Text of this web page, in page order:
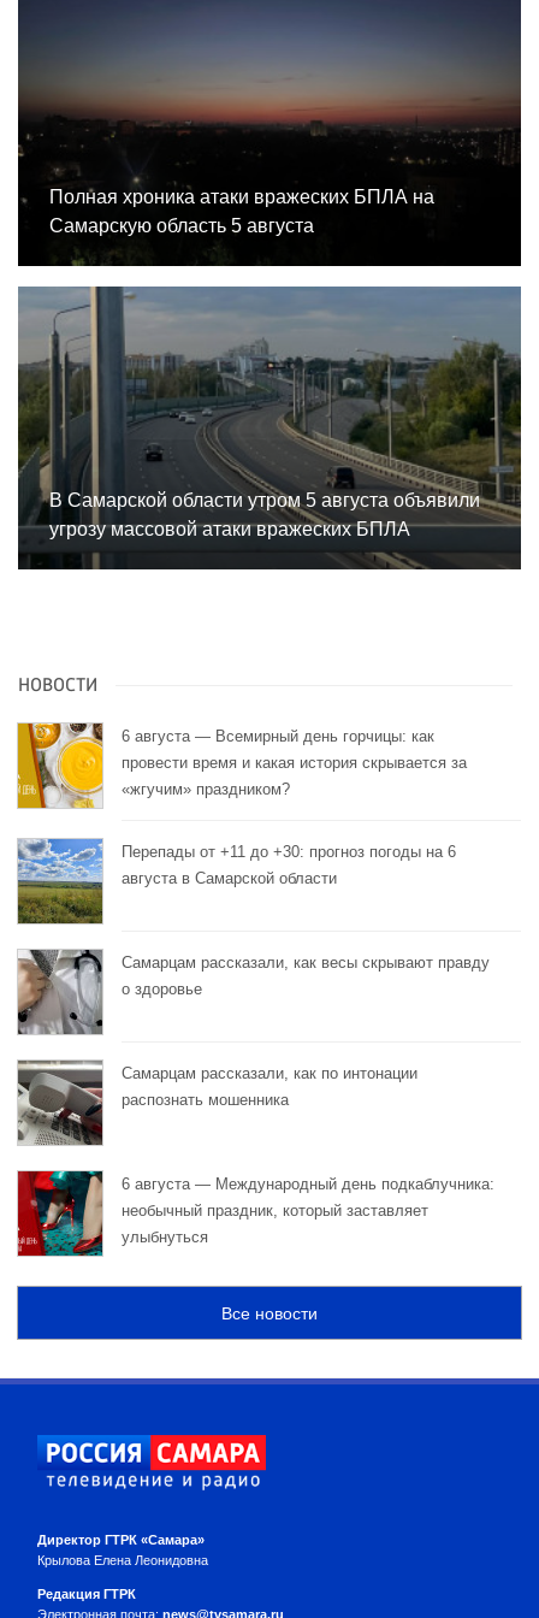
Полная хроника атаки вражеских БПЛА на
Самарскую область 5 августа
В Самарской области утром 5 августа объявили
угрозу массовой атаки вражеских БПЛА
НОВОСТИ
6 августа — Всемирный день горчицы: как
провести время и какая история скрывается за
«жгучим» праздником?
Перепады от +11 до +30: прогноз погоды на 6
августа в Самарской области
Самарцам рассказали, как весы скрывают правду
о здоровье
Самарцам рассказали, как по интонации
распознать мошенника
6 августа — Международный день подкаблучника:
необычный праздник, который заставляет
улыбнуться
Все новости
Директор ГТРК «Самара»
Крылова Елена Леонидовна
Редакция ГТРК
Электронная почта: news@tvsamara.ru